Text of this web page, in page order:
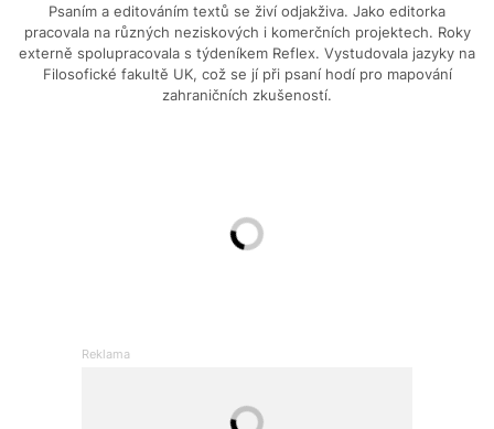
Psaním a editováním textů se živí odjakživa. Jako editorka
pracovala na různých neziskových i komerčních projektech. Roky
externě spolupracovala s týdeníkem Reflex. Vystudovala jazyky na
Filosofické fakultě UK, což se jí při psaní hodí pro mapování
zahraničních zkušeností.